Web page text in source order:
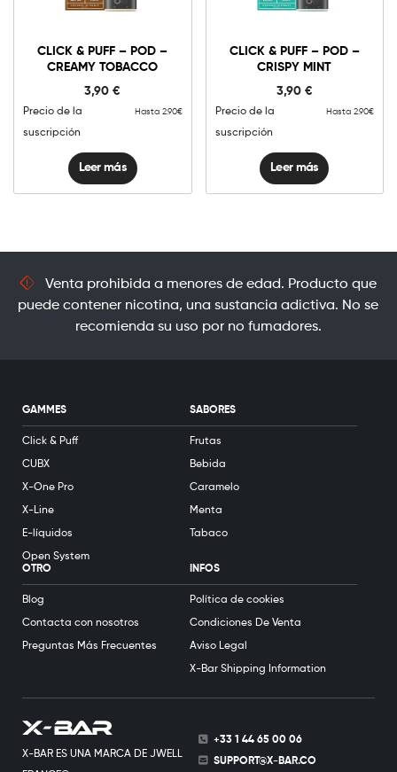
CLICK & PUFF – POD –
CREAMY TOBACCO
3,90€
Precio de la
suscripción
Hasta 2.90€
Leer más
CLICK & PUFF – POD –
CRISPY MINT
3,90 €
Precio de la
suscripción
Hasta 2.90€
Leer más
Venta prohibida a menores de edad. Producto que
puede contener nicotina, una sustancia adictiva. No se
recomienda su uso por no fumadores.
X-BAR ES UNA MARCA DE JWELL
+33 1 44 65 00 06
SUPPORT@X-BAR.CO
GAMMES
Click & Puff
CUBX
X-One Pro
X-Line
E-líquidos
Open System
SABORES
Frutas
Bebida
Caramelo
Menta
Tabaco
OTRO
Blog
Contacta con nosotros
Preguntas Más Frecuentes
INFOS
Política de cookies
Condiciones De Venta
Aviso Legal
X-Bar Shipping Information